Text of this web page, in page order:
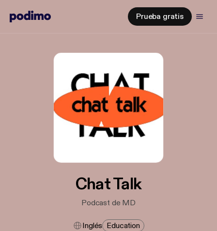
Prueba gratis
Chat Talk
Podcast de MD
Inglés Education